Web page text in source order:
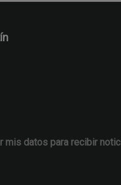
mis datos para recibir